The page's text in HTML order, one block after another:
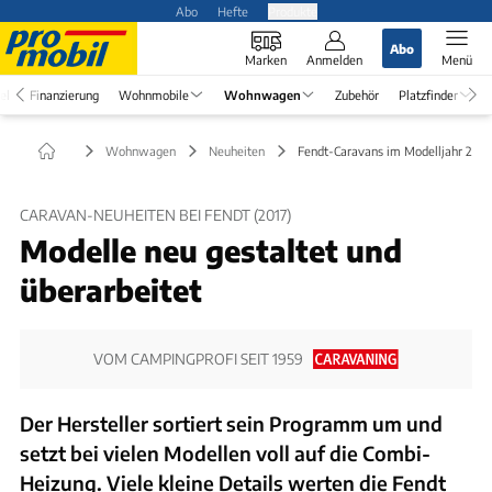
Abo Hefte
Marken Anmelden
Abo
Menü
Finanzierung Wohnmobile Wohnwagen Zubehör Platzfinder
Wohnwagen Neuheiten Fendt-Caravans im Modelljahr 2017
CARAVAN-NEUHEITEN BEI FENDT (2017)
Modelle neu gestaltet und
überarbeitet
VOM CAMPINGPROFI SEIT 1959
Der Hersteller sortiert sein Programm um und
setzt bei vielen Modellen voll auf die Combi-
Heizung. Viele kleine Details werten die Fendt